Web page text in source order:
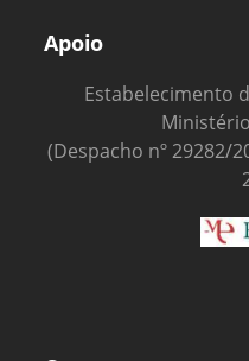
Apoio
Estabelecimento
(Despacho nº 29282/